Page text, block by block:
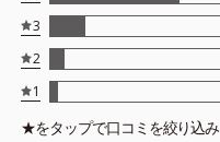
3
2
1
★をタップで口コミを絞り込み